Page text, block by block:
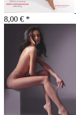
8,00 € *